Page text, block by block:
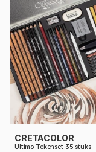
CRETACOLOR
Ultimo Tekenset 35 stuks